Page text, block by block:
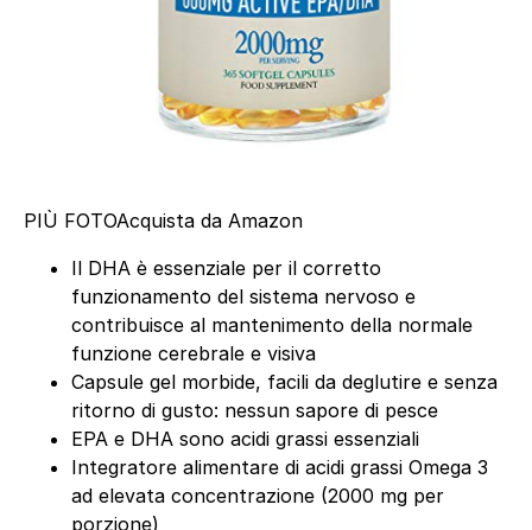
PIÙ FOTOAcquista da Amazon
Il DHA è essenziale per il corretto
funzionamento del sistema nervoso e
contribuisce al mantenimento della normale
funzione cerebrale e visiva
Capsule gel morbide, facili da deglutire e senza
ritorno di gusto: nessun sapore di pesce
EPA e DHA sono acidi grassi essenziali
Integratore alimentare di acidi grassi Omega 3
ad elevata concentrazione (2000 mg per
porzione)